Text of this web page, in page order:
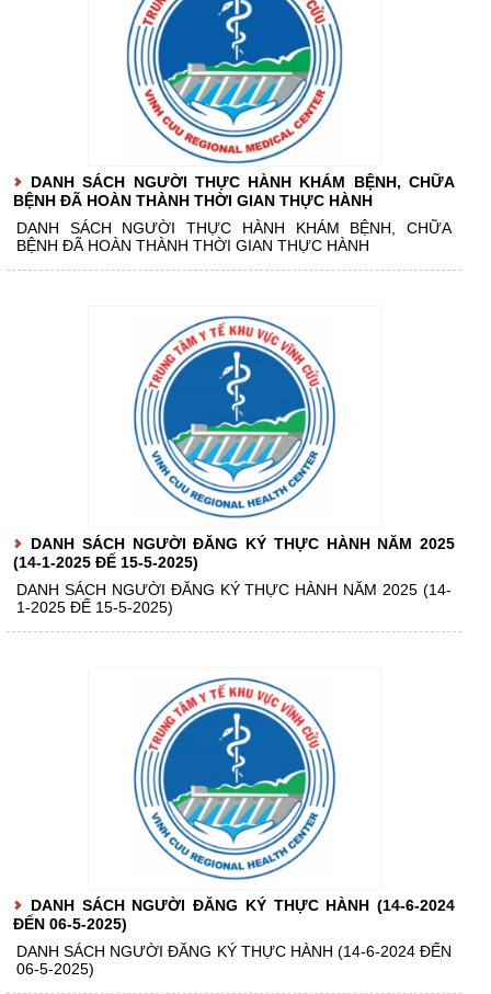
DANH SÁCH NGƯỜI THỰC HÀNH KHÁM BỆNH, CHỮA
BỆNH ĐÃ HOÀN THÀNH THỜI GIAN THỰC HÀNH
DANH SÁCH NGƯỜI THỰC HÀNH KHÁM BỆNH, CHỮA
BỆNH ĐÃ HOÀN THÀNH THỜI GIAN THỰC HÀNH
DANH SÁCH NGƯỜI ĐĂNG KÝ THỰC HÀNH NĂM 2025
(14-1-2025 ĐẾ 15-5-2025)
DANH SÁCH NGƯỜI ĐĂNG KÝ THỰC HÀNH NĂM 2025 (14-
1-2025 ĐẾ 15-5-2025)
DANH SÁCH NGƯỜI ĐĂNG KÝ THỰC HÀNH (14-6-2024
ĐẾN 06-5-2025)
DANH SÁCH NGƯỜI ĐĂNG KÝ THỰC HÀNH (14-6-2024 ĐẾN
06-5-2025)